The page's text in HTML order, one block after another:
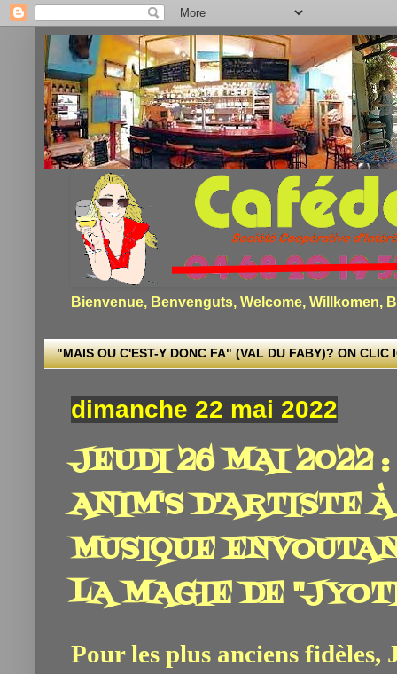
Bienvenue, Benvenguts, Welcome, Willkomen,
"MAIS OU C'EST-Y DONC FA" (VAL DU FABY)? ON CLIC
dimanche 22 mai 2022
JEUDI 26 MAI 2022
ANIM'S D'ARTISTE
MUSIQUE
LA MAGIE DE
Pour les plus anciens